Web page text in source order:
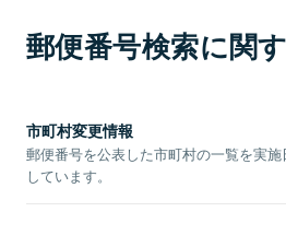
郵便番号検索に関
市町村変更情報
郵便番号を公表した市町村の一覧を実
しています。